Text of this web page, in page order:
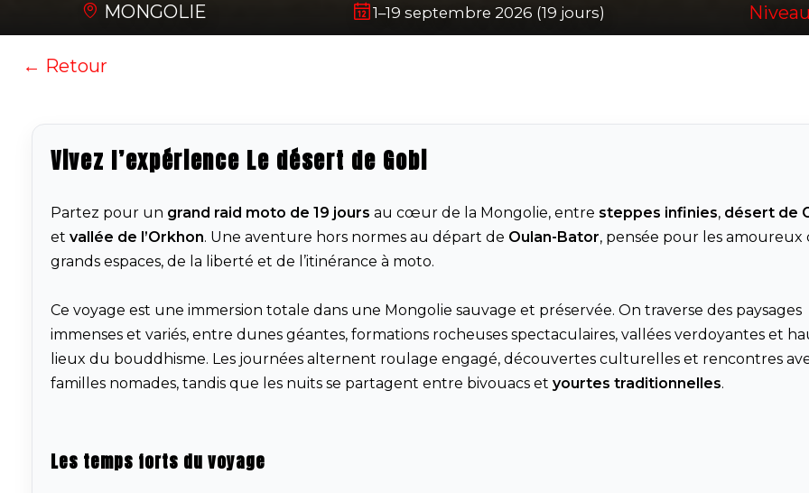
MONGOLIE 1–19 septembre 2026 (19 jours)
← Retour
Vivez l’expérience Le désert de Gobi
Partez pour un grand raid moto de 19 jours au cœur de la Mongolie, entre steppes infinies, désert de
et vallée de l’Orkhon. Une aventure hors normes au départ de Oulan-Bator, pensée pour les amoureux
grands espaces, de la liberté et de l’itinérance à moto.
Ce voyage est une immersion totale dans une Mongolie sauvage et préservée. On traverse des paysages
immenses et variés, entre dunes géantes, formations rocheuses spectaculaires, vallées verdoyantes et
lieux du bouddhisme. Les journées alternent roulage engagé, découvertes culturelles et rencontres
familles nomades, tandis que les nuits se partagent entre bivouacs et yourtes traditionnelles.
Les temps forts du voyage